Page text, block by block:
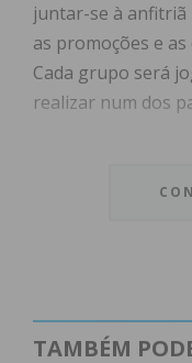
juntar-se à anfitriã
as promoções e
Cada grupo será
realizar num dos
entra em campo
A segunda
TAMBÉM